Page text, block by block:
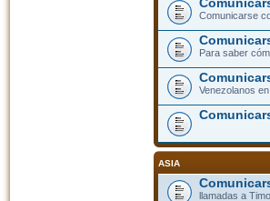
Comunicarse
Para saber
Venezolanos
ASIA
llamadas a